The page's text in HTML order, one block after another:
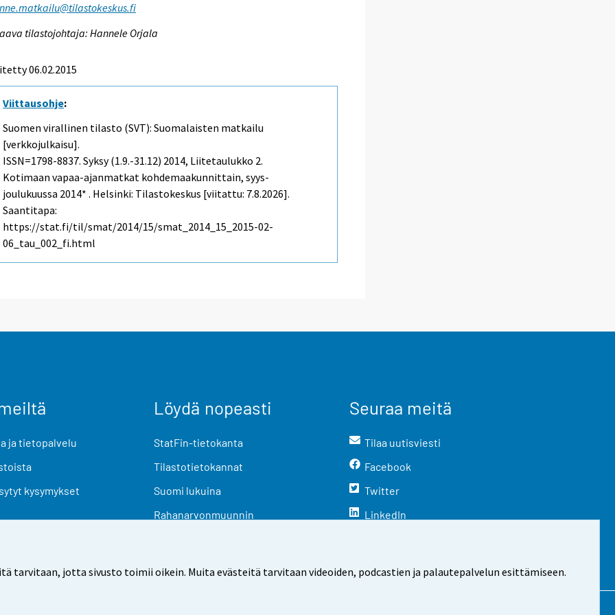
tarvitaan, jotta sivusto toimii oikein. Muita evästeitä tarvitaan videoiden, podcastien ja palautepalvelun esittämiseen.
tilastojohtaja: Hannele Orjala
06.02.2015
Viittausohje:
Suomen virallinen tilasto (SVT): Suomalaisten matkailu
[verkkojulkaisu].
ISSN=1798-8837.Syksy (1.9.-31.12) 2014, Liitetaulukko 2.
Kotimaan vapaa-ajanmatkat kohdemaakunnittain, syys-
joulukuussa 2014* . Helsinki: Tilastokeskus [viitattu: 7.8.2026].
Saantitapa:
https://stat.fi/til/smat/2014/15/smat_2014_15_2015-02-
06_tau_002_fi.html
ja tietopalvelu
kysymykset
Löydä nopeasti
StatFin-tietokanta
Tilastotietokannat
Suomi lukuina
Rahanarvonmuunnin
Seuraa meitä
Tilaa uutisviesti
Facebook
Twitter
LinkedIn